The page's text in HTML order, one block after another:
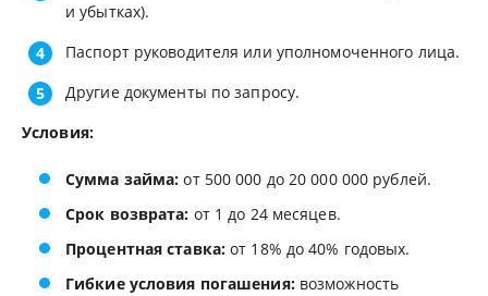
и убытках).
Паспорт руководителя или уполномоченного лица.
Другие документы по запросу.
Условия:
Сумма займа: от 500 000 до 20 000 000 рублей.
Срок возврата: от 1 до 24 месяцев.
Процентная ставка: от 18% до 40% годовых.
Гибкие условия погашения:возможность